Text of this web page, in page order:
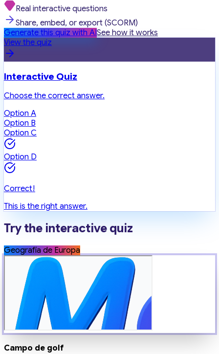
Real interactive questions
Share, embed, or export (SCORM)
Generate this quiz with AISee how it works
View the quiz
Interactive Quiz
Choose the correct answer.
Option A
Option B
Option C
Option D
Correct!
This is the right answer.
Try the interactive quiz
Geografía de Europa
Campo de golf